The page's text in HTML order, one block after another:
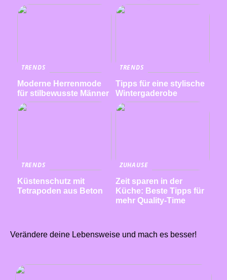
TRENDS
Moderne Herrenmode
für stilbewusste Männer
TRENDS
Tipps für eine stylische
Wintergaderobe
TRENDS
Küstenschutz mit
Tetrapoden aus Beton
ZUHAUSE
Zeit sparen in der
Küche: Beste Tipps für
mehr Quality-Time
Verändere deine Lebensweise und mach es besser!